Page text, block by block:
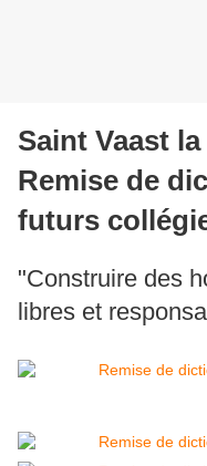
Saint Vaast
Remise de
futurs
"Construire des
libres et